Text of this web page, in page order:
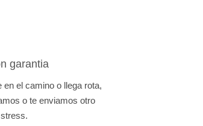
garantia
el camino o llega rota,
o te enviamos otro